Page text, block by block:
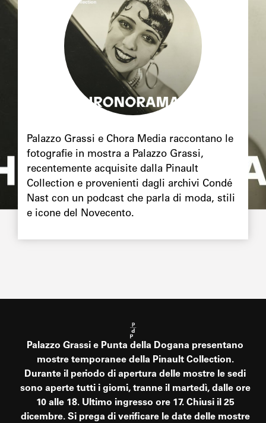
Palazzo Grassi e Chora Media raccontano le
fotografie in mostra a Palazzo Grassi,
recentemente acquisite dalla Pinault
Collection e provenienti dagli archivi Condé
Nast con un podcast che parla di moda, stili
e icone del Novecento.
Palazzo Grassi e Punta della Dogana presentano
mostre temporanee della Pinault Collection.
Durante il periodo di apertura delle mostre le sedi
sono aperte tutti i giorni, tranne il martedì, dalle ore
10 alle 18. Ultimo ingresso ore 17. Chiusi il 25
dicembre. Si prega di verificare le date delle mostre